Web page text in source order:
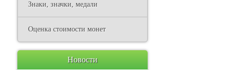
Знаки, значки, медали
Оценка стоимости монет
Новости